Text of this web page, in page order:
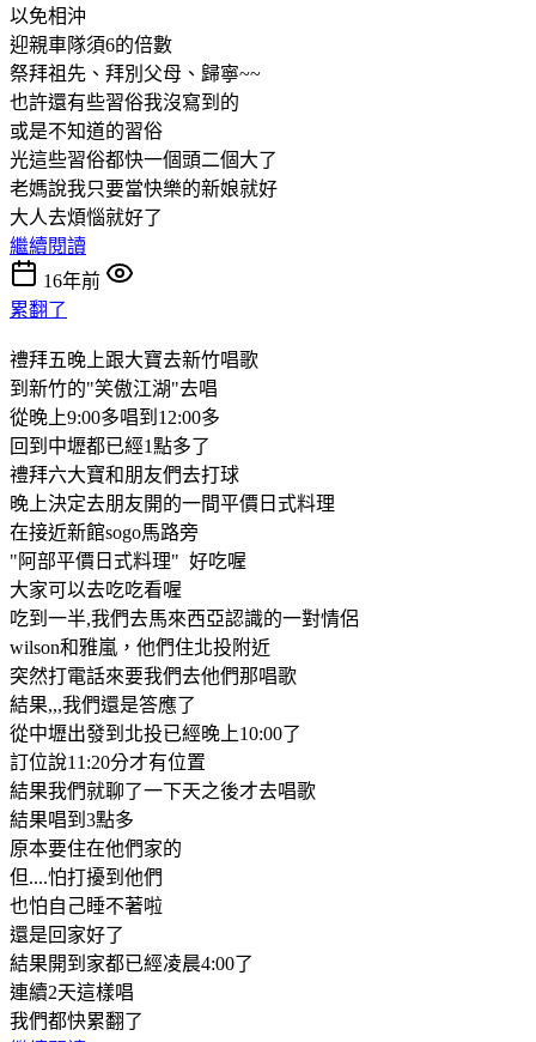
以免相沖
迎親車隊須6的倍數
祭拜祖先、拜別父母、歸寧~~
也許還有些習俗我沒寫到的
或是不知道的習俗
光這些習俗都快一個頭二個大了
老媽說我只要當快樂的新娘就好
大人去煩惱就好了
繼續閱讀
16年前
累翻了
禮拜五晚上跟大寶去新竹唱歌
到新竹的"笑傲江湖"去唱
從晚上9:00多唱到12:00多
回到中壢都已經1點多了
禮拜六大寶和朋友們去打球
晚上決定去朋友開的一間平價日式料理
在接近新館sogo馬路旁
"阿部平價日式料理" 好吃喔
大家可以去吃吃看喔
吃到一半,我們去馬來西亞認識的一對情侶
wilson和雅嵐，他們住北投附近
突然打電話來要我們去他們那唱歌
結果,,,我們還是答應了
從中壢出發到北投已經晚上10:00了
訂位說11:20分才有位置
結果我們就聊了一下天之後才去唱歌
結果唱到3點多
原本要住在他們家的
但....怕打擾到他們
也怕自己睡不著啦
還是回家好了
結果開到家都已經凌晨4:00了
連續2天這樣唱
我們都快累翻了